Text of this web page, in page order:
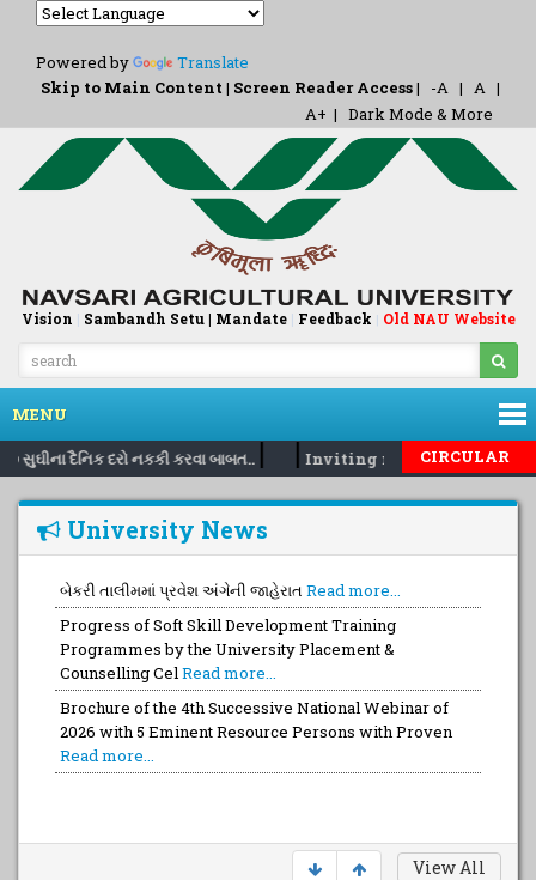
Powered by
Translate
Skip to Main Content | Screen Reader Access| -A | A |
A+ | Dark Mode & More
Vision | Sambandh Setu | Mandate| Feedback | Old NAU Website
MENU
દૈનિક દરો નકકી કરવા બાબત..| | Inviting nomination for 5
CIRCULAR
University News
બેકરી તાલીમમાં પ્રવેશ અંગેની જાહેરાત Read more...
Progress of Soft Skill Development Training
Programmes by the University Placement &
Counselling CelRead more...
Brochure of the 4th Successive National Webinar of
2026 with 5 Eminent Resource Persons with Proven
Read more...
View All